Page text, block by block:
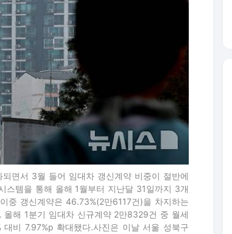
면서 3월 들어 임대차 갱신계약 비중이 절반에
스템을 통해 올해 1월부터 지난달 31일까지 3개
중 갱신계약은 46.73%(2만6117건)을 차지하는
해 1분기 임대차 신규계약 2만8329건 중 월세
비 7.97%p 확대됐다.사진은 이날 서울 성북구